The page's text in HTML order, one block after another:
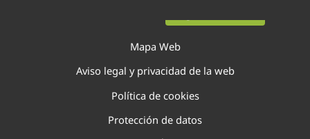
Mapa Web
Aviso legal y privacidad de la web
Política de cookies
Protección de datos